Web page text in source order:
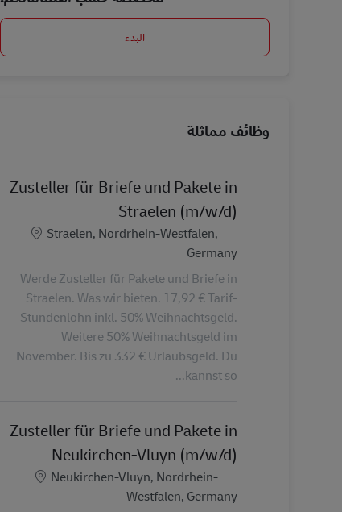
البدء
وظائف مماثلة
Zusteller für Briefe und Pakete in
Straelen (m/w/d)
الموقع
Straelen, Nordrhein-Westfalen,
Germany
Werde Zusteller für Pakete und Briefe in
Straelen. Was wir bieten. 17,92 € Tarif-
Stundenlohn inkl. 50% Weihnachtsgeld.
Weitere 50% Weihnachtsgeld im
November. Bis zu 332 € Urlaubsgeld. Du
kannst so...
Zusteller für Briefe und Pakete in
Neukirchen-Vluyn (m/w/d)
الموقع
Neukirchen-Vluyn, Nordrhein-
Westfalen, Germany